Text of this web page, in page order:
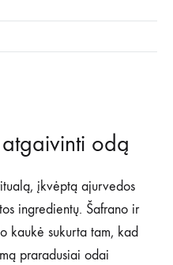
odą
įkvėptą ajurvedos
ingredientų. Šafrano ir
kaukė sukurta tam, kad
praradusiai odai